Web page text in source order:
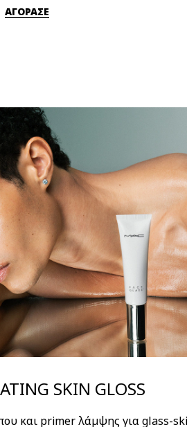
ΑΓΟΡΑΣΕ
SKIN GLOSS
και primer λάμψης για glass-